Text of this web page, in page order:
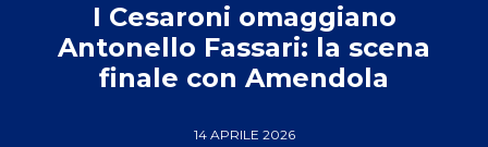
I Cesaroni omaggiano
Antonello Fassari: la scena
finale con Amendola
14 APRILE 2026